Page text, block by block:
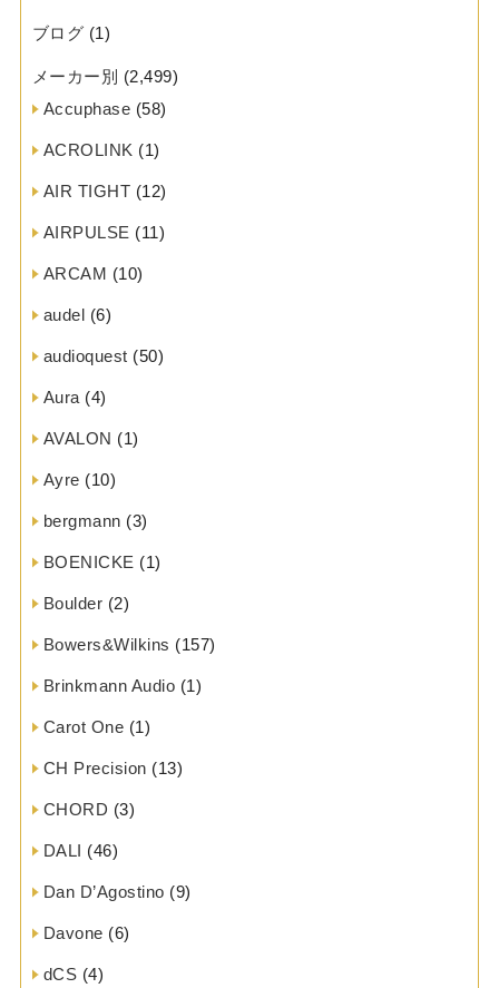
ブログ (1)
メーカー別 (2,499)
Accuphase (58)
ACROLINK (1)
AIR TIGHT (12)
AIRPULSE (11)
ARCAM (10)
audel (6)
audioquest (50)
Aura (4)
AVALON (1)
Ayre (10)
bergmann (3)
BOENICKE (1)
Boulder (2)
Bowers&Wilkins (157)
Brinkmann Audio (1)
Carot One (1)
CH Precision (13)
CHORD (3)
DALI (46)
Dan D’Agostino (9)
Davone (6)
dCS (4)